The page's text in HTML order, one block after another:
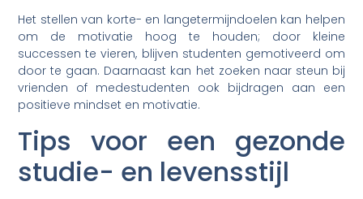
Het stellen van korte- en langetermijndoelen kan helpen
om de motivatie hoog te houden; door kleine
successen te vieren, blijven studenten gemotiveerd om
door te gaan. Daarnaast kan het zoeken naar steun bij
vrienden of medestudenten ook bijdragen aan een
positieve mindset en motivatie.
Tips voor een gezonde
studie- en levensstijl